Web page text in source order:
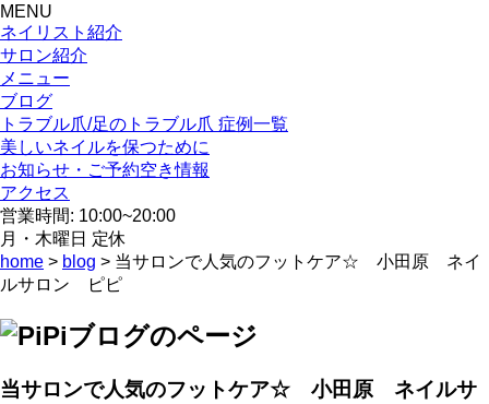
MENU
ネイリスト紹介
サロン紹介
メニュー
ブログ
トラブル爪/足のトラブル爪 症例一覧
美しいネイルを保つために
お知らせ・ご予約空き情報
アクセス
営業時間: 10:00~20:00
月・木曜日 定休
home > blog > 当サロンで人気のフットケア☆ 小田原 ネイ
ルサロン ピピ
当サロンで人気のフットケア☆ 小田原 ネイルサ